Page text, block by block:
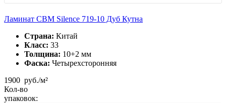
Ламинат CBM Silence 719-10 Дуб Кутна
Страна: Китай
Класс: 33
Толщина: 10+2 мм
Фаска: Четырехсторонняя
1900 руб./м²
Кол-во
упаковок: